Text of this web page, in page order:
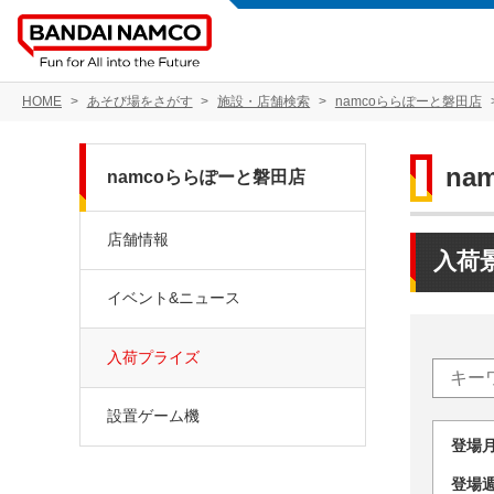
HOME あそび場をさがす 施設・店舗検索 namcoららぽーと磐田店
入荷
登
登
namcoららぽーと磐田店
店舗情報
イベント&ニュース
入荷プライズ
設置ゲーム機